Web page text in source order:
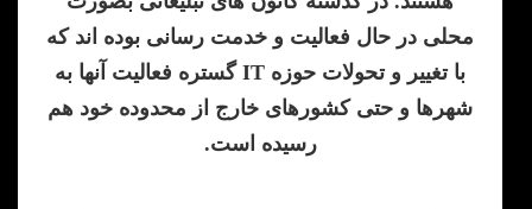
محلی در حال فعالیت و خدمت رسانی بوده اند که
با تغییر و تحولات حوزه IT گستره فعالیت آنها به
شهرها و حتی کشورهای خارج از محدوده خود هم
رسیده است.